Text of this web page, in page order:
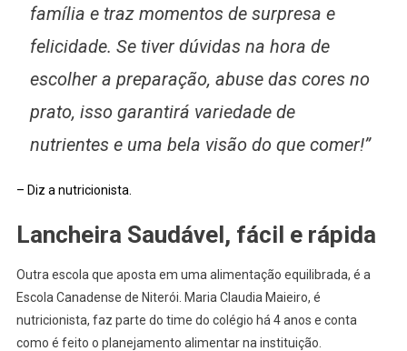
família e traz momentos de surpresa e
felicidade. Se tiver dúvidas na hora de
escolher a preparação, abuse das cores no
prato, isso garantirá variedade de
nutrientes e uma bela visão do que comer!”
– Diz a nutricionista.
Lancheira Saudável, fácil e rápida
Outra escola que aposta em uma alimentação equilibrada, é a
Escola Canadense de Niterói. Maria Claudia Maieiro, é
nutricionista, faz parte do time do colégio há 4 anos e conta
como é feito o planejamento alimentar na instituição.